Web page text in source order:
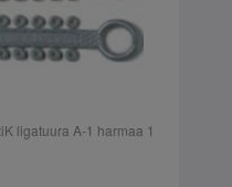
ligatuura A-1 harmaa 1